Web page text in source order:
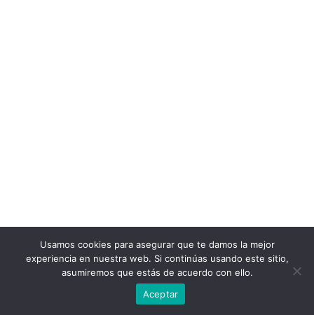
Usamos cookies para asegurar que te damos la mejor
experiencia en nuestra web. Si continúas usando este sitio,
asumiremos que estás de acuerdo con ello.
Aceptar